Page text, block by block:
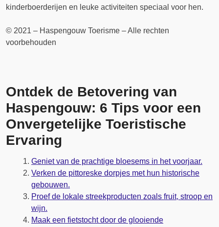
kinderboerderijen en leuke activiteiten speciaal voor hen.
© 2021 – Haspengouw Toerisme – Alle rechten
voorbehouden
Ontdek de Betovering van
Haspengouw: 6 Tips voor een
Onvergetelijke Toeristische
Ervaring
Geniet van de prachtige bloesems in het voorjaar.
Verken de pittoreske dorpjes met hun historische
gebouwen.
Proef de lokale streekproducten zoals fruit, stroop en
wijn.
Maak een fietstocht door de glooiende